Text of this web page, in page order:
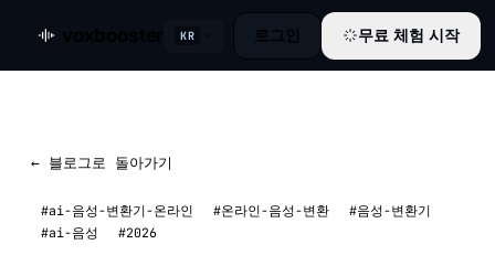
KR 로그인 무료 체험 시작
← 블로그로 돌아가기
#ai-음성-변환기-온라인 #온라인-음성-변환
#음성-변환기
#ai-음성
#2026